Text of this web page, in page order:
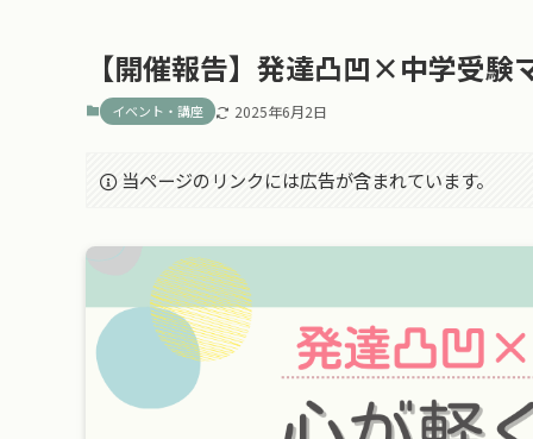
【開催報告】発達凸凹×中学受験
イベント・講座 2025年6月2日
当ページのリンクには広告が含まれています。